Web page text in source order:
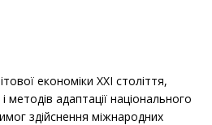
економіки ХХІ століття,
адаптації національного
здійснення міжнародних